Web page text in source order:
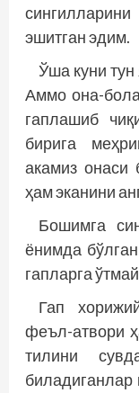
эшитган эдим.
Ўша куни тун
Аммо она-
гаплашиб
бирига
акамиз онаси
ҳам эканини
Бошимга
ёнимда
гапларга
Гап
феъл-атвори
тилини
биладиганлар